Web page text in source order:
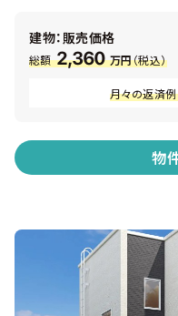
納あり
建物：販売価格
総額 2,360 万円（税込）
月々の返済例
物